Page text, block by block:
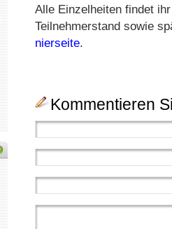
Alle Ein­zel­hei­ten fin­det
Teil­neh­mer­stand so­wie
nier­sei­te.
Kommentieren